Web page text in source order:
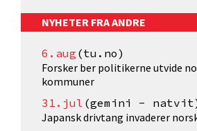
NYHETER FRA ANDRE
6.aug (tu.no)
Forsker ber politikerne utvide
kommuner
31.jul (gemini -
Japansk drivtang invaderer